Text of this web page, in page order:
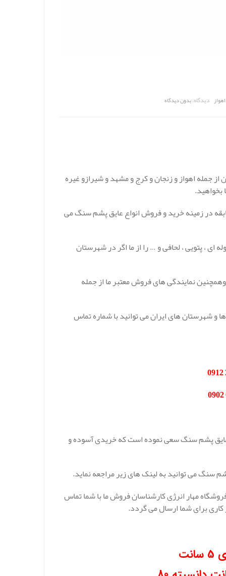
دیدگاه:بدون دیدگاه
جمله اهواز و زنجان و کرج و مشهد و شیرازو غیره
در زمینه خرید و فروش انواع عایق پشم سنگ می
ای ، پتویی ، لحافی و … را از ما اگر در شهرستان
نمایندگی های فروش معتبر ما از جمله
شهرستان های ایران می توانید با شماره تماس
عایق پشم سنگ سعی نموده است که خریدی آسوده و
سنگ می توانید به لینک های زیر مراجعه نماید.
مهار انرژی کارشناسان فروش ما با شما تماس